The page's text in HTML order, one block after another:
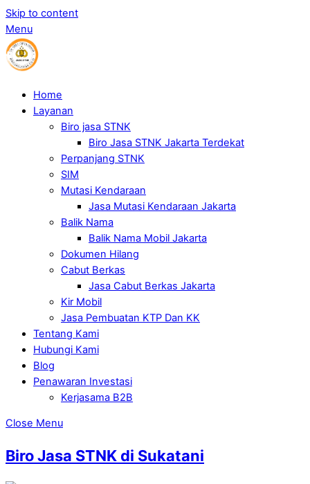
Skip to content
Menu
Home
Layanan
Biro jasa STNK
Biro Jasa STNK Jakarta Terdekat
Perpanjang STNK
SIM
Mutasi Kendaraan
Jasa Mutasi Kendaraan Jakarta
Balik Nama
Balik Nama Mobil Jakarta
Dokumen Hilang
Cabut Berkas
Jasa Cabut Berkas Jakarta
Kir Mobil
Jasa Pembuatan KTP Dan KK
Tentang Kami
Hubungi Kami
Blog
Penawaran Investasi
Kerjasama B2B
Close Menu
Biro Jasa STNK di Sukatani